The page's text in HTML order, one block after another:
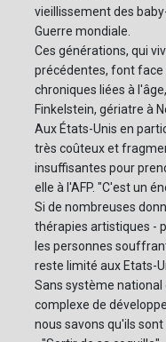
vieillissement des
Guerre mondiale.
Ces générations, qui
précédentes, font face
chroniques liées à
Finkelstein, gériatre à
Aux États-Unis en
très coûteux et
insuffisantes pour
elle à l'AFP. "C'est un
Si de nombreuses
thérapies artistiques -
les personnes
reste limité aux Etats-
Sans système national
complexe de
nous savons qu'ils